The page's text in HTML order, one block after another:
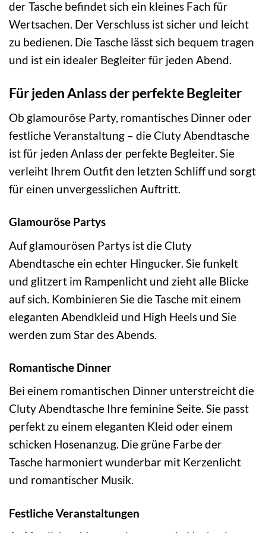
der Tasche befindet sich ein kleines Fach für
Wertsachen. Der Verschluss ist sicher und leicht
zu bedienen. Die Tasche lässt sich bequem tragen
und ist ein idealer Begleiter für jeden Abend.
Für jeden Anlass der perfekte Begleiter
Ob glamouröse Party, romantisches Dinner oder
festliche Veranstaltung – die Cluty Abendtasche
ist für jeden Anlass der perfekte Begleiter. Sie
verleiht Ihrem Outfit den letzten Schliff und sorgt
für einen unvergesslichen Auftritt.
Glamouröse Partys
Auf glamourösen Partys ist die Cluty
Abendtasche ein echter Hingucker. Sie funkelt
und glitzert im Rampenlicht und zieht alle Blicke
auf sich. Kombinieren Sie die Tasche mit einem
eleganten Abendkleid und High Heels und Sie
werden zum Star des Abends.
Romantische Dinner
Bei einem romantischen Dinner unterstreicht die
Cluty Abendtasche Ihre feminine Seite. Sie passt
perfekt zu einem eleganten Kleid oder einem
schicken Hosenanzug. Die grüne Farbe der
Tasche harmoniert wunderbar mit Kerzenlicht
und romantischer Musik.
Festliche Veranstaltungen